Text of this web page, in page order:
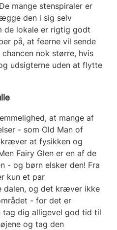
mange stenspiraler er
den i sig selv
de lokale er rigtig godt
på, at feerne vil sende
nok større, hvis
udsigterne uden at flytte
at mange af
- som Old Man of
at fysikken og
Fairy Glen er en af de
- og børn elsker den! Fra
kun et par
dalen, og det kræver ikke
- for det er
tag dig alligevel god tid til
og tag den